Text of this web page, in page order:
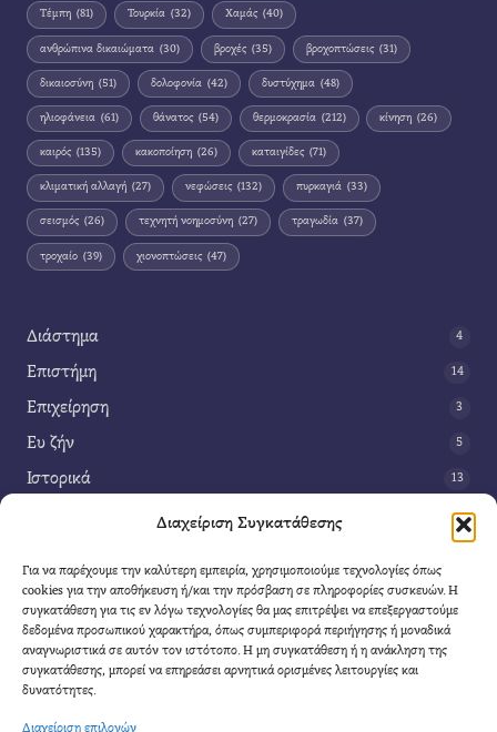
Διαχείριση Συγκατάθεσης
Για να παρέχουμε την καλύτερη εμπειρία, χρησιμοποιούμε τεχνολογίες όπως
cookies για την αποθήκευση ή/και την πρόσβαση σε πληροφορίες συσκευών. Η
συγκατάθεση για τις εν λόγω τεχνολογίες θα μας επιτρέψει να επεξεργαστούμε
δεδομένα προσωπικού χαρακτήρα, όπως συμπεριφορά περιήγησης ή μοναδικά
αναγνωριστικά σε αυτόν τον ιστότοπο. Η μη συγκατάθεση ή η ανάκληση της
συγκατάθεσης, μπορεί να επηρεάσει αρνητικά ορισμένες λειτουργίες και
δυνατότητες.
Διαχείριση επιλογών
Τέμπη (81) Τουρκία (32) Χαμάς (40)
ανθρώπινα δικαιώματα (30) βροχές (35) βροχοπτώσεις (31)
δικαιοσύνη (51) δολοφονία (42) δυστύχημα (48)
ηλιοφάνεια (61) θάνατος (54) θερμοκρασία (212) κίνηση (26)
καιρός (135) κακοποίηση (26) καταιγίδες (71)
κλιματική αλλαγή (27) νεφώσεις (132) πυρκαγιά (33)
σεισμός (26) τεχνητή νοημοσύνη (27) τραγωδία (37)
τροχαίο (39) χιονοπτώσεις (47)
Διάστημα 4
Επιστήμη 14
Επιχείρηση 3
Ευ ζήν 5
Ιστορικά 13
42
Τέχνη 3
Τεχνολογία
Υγεία
Φαντασία